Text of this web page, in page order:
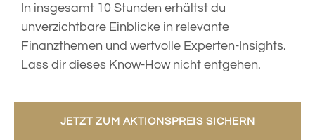
In insgesamt 10 Stunden erhältst du
unverzichtbare Einblicke in relevante
Finanzthemen und wertvolle Experten-Insights.
Lass dir dieses Know-How nicht entgehen.
JETZT ZUM AKTIONSPREIS SICHERN